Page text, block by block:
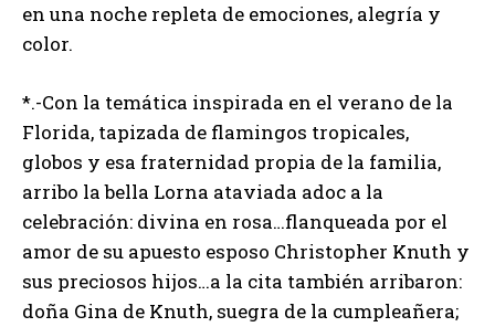
en una noche repleta de emociones, alegría y
color.
*.-Con la temática inspirada en el verano de la
Florida, tapizada de flamingos tropicales,
globos y esa fraternidad propia de la familia,
arribo la bella Lorna ataviada adoc a la
celebración: divina en rosa…flanqueada por el
amor de su apuesto esposo Christopher Knuth y
sus preciosos hijos…a la cita también arribaron:
doña Gina de Knuth, suegra de la cumpleañera;